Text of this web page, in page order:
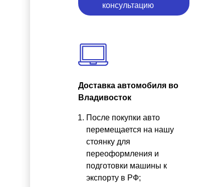
консультацию
Доставка автомобиля во
Владивосток
После покупки авто
перемещается на нашу
стоянку для
переоформления и
подготовки машины к
экспорту в РФ;